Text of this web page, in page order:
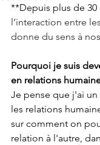
**Depuis plus de 30
l’interaction entre
donne du sens à
Pourquoi je suis
en relations
Je pense que j'ai un
les relations
sur comment on
relation à l'autre,